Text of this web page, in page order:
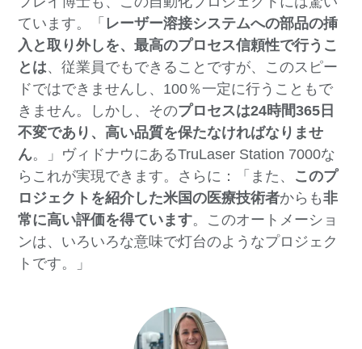
ています。「 レーザー溶接システムへの部品の挿
入と取り外しを、最高のプロセス信頼性で行うこ
とは、従業員でもできることですが、このスピー
ドではできませんし、100％一定に行うこともで
きません。しかし、そのプロセスは24時間365日
不変であり、高い品質を保たなければなりませ
ん。」ヴィドナウにあるTruLaser Station 7000な
らこれが実現できます。さらに：「また、 このプ
ロジェクトを紹介した米国の医療技術者からも非
常に高い評価を得ています。このオートメーショ
ンは、いろいろな意味で灯台のようなプロジェク
トです。」